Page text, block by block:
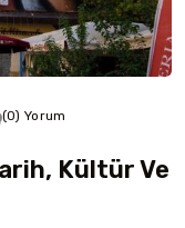
(0) Yorum
Kültür Ve